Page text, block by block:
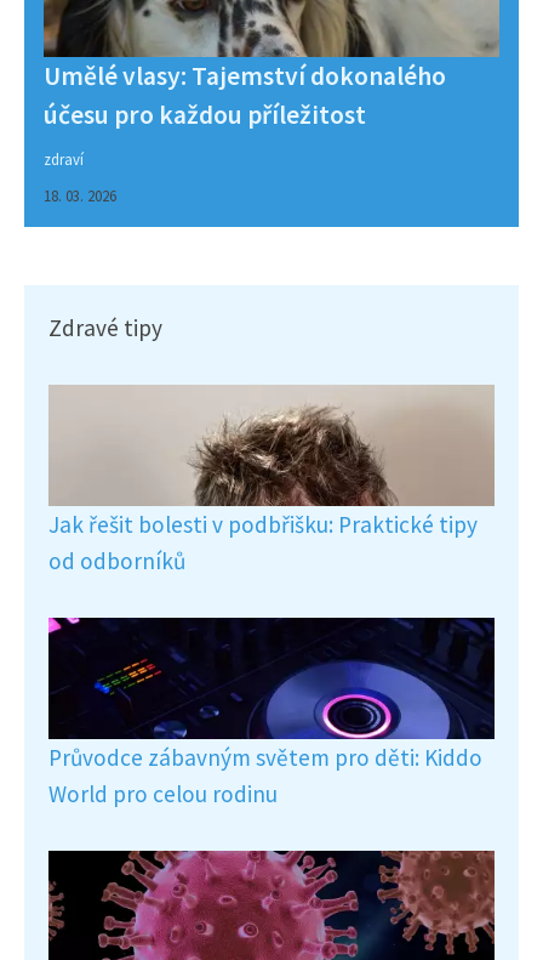
Umělé vlasy: Tajemství dokonalého
účesu pro každou příležitost
zdraví
18. 03. 2026
Zdravé tipy
Jak řešit bolesti v podbřišku: Praktické tipy
od odborníků
Průvodce zábavným světem pro děti: Kiddo
World pro celou rodinu